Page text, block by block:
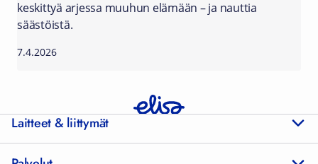
keskittyä arjessa muuhun elämään – ja nauttia
säästöistä.
7.4.2026
Laitteet & liittymät